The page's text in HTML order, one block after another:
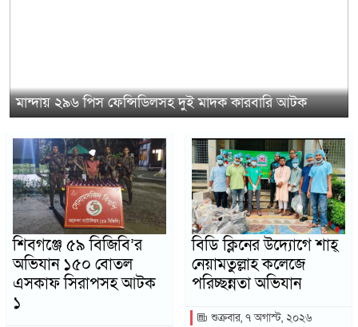
মান্দায় ২৯৬ পিস ফেন্সিডিলসহ দুই মাদক কারবারি আটক
শিবগঞ্জে ৫৯ বিজিবি’র
অভিযান ১৫০ বোতল
এসকাফ সিরাপসহ আটক
১
বিডি ক্লিনের উদ্যোগে শাহ্
নেয়ামতুল্লাহ কলেজে
পরিচ্ছন্নতা অভিযান
শুক্রবার, ৭ অগাস্ট, ২০২৬